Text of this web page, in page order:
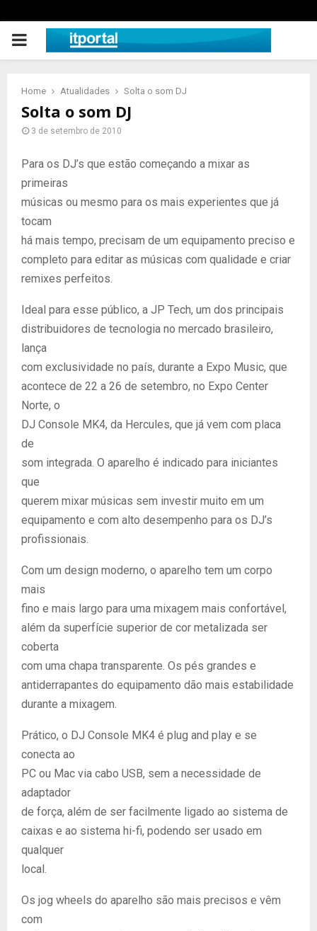
PRIMARY
Home Atualidades Solta o som DJ
Solta o som DJ
3 de setembro de 2010
Para os DJ’s que estão começando a mixar as
primeiras
músicas ou mesmo para os mais experientes que já
tocam
há mais tempo, precisam de um equipamento preciso e
completo para editar as músicas com qualidade e criar
remixes perfeitos.
Ideal para esse público, a JP Tech, um dos principais
distribuidores de tecnologia no mercado brasileiro,
lança
com exclusividade no país, durante a Expo Music, que
acontece de 22 a 26 de setembro, no Expo Center
Norte, o
DJ Console MK4, da Hercules, que já vem com placa
de
som integrada. O aparelho é indicado para iniciantes
que
querem mixar músicas sem investir muito em um
equipamento e com alto desempenho para os DJ’s
profissionais.
Com um design moderno, o aparelho tem um corpo
mais
fino e mais largo para uma mixagem mais confortável,
além da superfície superior de cor metalizada ser
coberta
com uma chapa transparente. Os pés grandes e
antiderrapantes do equipamento dão mais estabilidade
durante a mixagem.
Prático, o DJ Console MK4 é plug and play e se
conecta ao
PC ou Mac via cabo USB, sem a necessidade de
adaptador
de força, além de ser facilmente ligado ao sistema de
caixas e ao sistema hi-fi, podendo ser usado em
qualquer
local.
Os jog wheels do aparelho são mais precisos e vêm
com